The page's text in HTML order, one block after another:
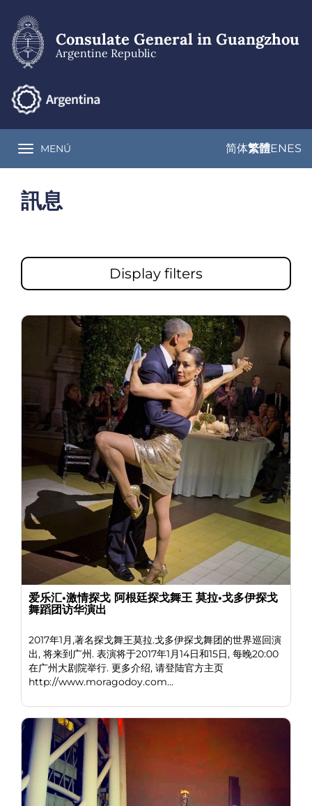
main
content
Consulate General in Guangzhou
Argentine Republic
Toggle navigation
MENÚ 简体繁體ENES
訊息
Display filters
爱乐汇•激情探戈 阿根廷探戈舞王 莫拉•戈多伊探戈
舞蹈团访华演出
2017年1月,著名探戈舞王莫拉.戈多伊探戈舞团的世界巡回演
出, 将来到广州. 表演将于2017年1月14日和15日, 每晚20:00
在广州大剧院举行. 更多介绍, 请登陆官方主页
http://www.moragodoy.com...